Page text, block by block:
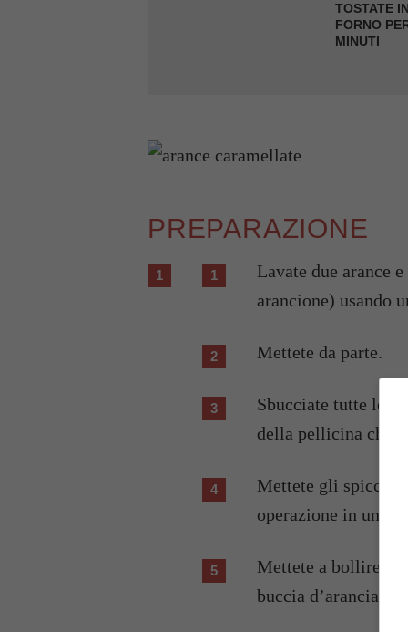
TOSTATE IN
FORNO
MINUTI
PREPARAZIONE
Lavate due arance
arancione) usando
Mettete da parte.
Sbucciate tutte le
della pellicina che li
Mettete gli spicchi
operazione in una
Mettete a bollire
buccia d’arancia.